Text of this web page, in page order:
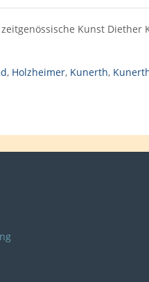
Kunst Diether
, Holzheimer, Kunerth,